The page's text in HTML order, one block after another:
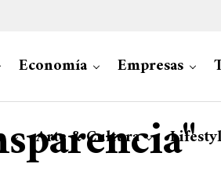
Economía Empresas
Arte & Cultura